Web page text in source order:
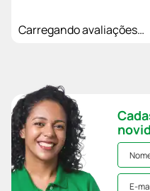
Carregando avaliações…